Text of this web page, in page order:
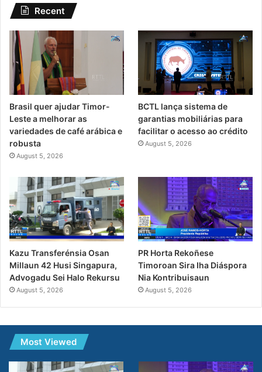
Recent
Brasil quer ajudar Timor-
Leste a melhorar as
variedades de café arábica e
robusta
August 5, 2026
BCTL lança sistema de
garantias mobiliárias para
facilitar o acesso ao crédito
August 5, 2026
Kazu Transferénsia Osan
Millaun 42 Husi Singapura,
Advogadu Sei Halo Rekursu
August 5, 2026
PR Horta Rekoñese
Timoroan Sira Iha Diáspora
Nia Kontribuisaun
August 5, 2026
Most Viewed